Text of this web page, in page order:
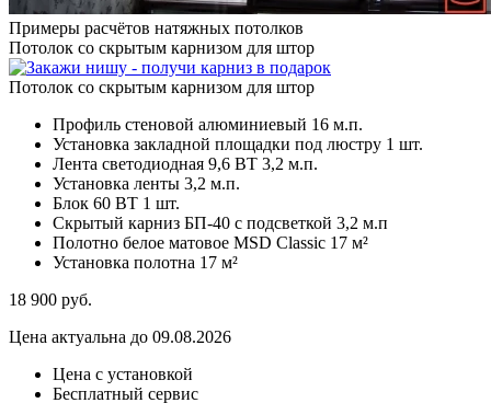
Примеры расчётов натяжных потолков
Потолок со скрытым карнизом для штор
Потолок со скрытым карнизом для штор
Профиль стеновой алюминиевый 16 м.п.
Установка закладной площадки под люстру 1 шт.
Лента светодиодная 9,6 ВТ 3,2 м.п.
Установка ленты 3,2 м.п.
Блок 60 ВТ 1 шт.
Скрытый карниз БП-40 с подсветкой 3,2 м.п
Полотно белое матовое MSD Classic 17 м²
Установка полотна 17 м²
18 900 руб.
Цена актуальна до 09.08.2026
Цена с установкой
Бесплатный сервис